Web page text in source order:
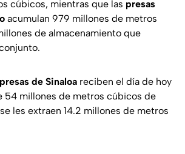
cúbicos, mientras que las presas
acumulan 979 millones de metros
de almacenamiento que
presas de Sinaloa reciben el día de hoy
54 millones de metros cúbicos de
les extraen 14.2 millones de metros